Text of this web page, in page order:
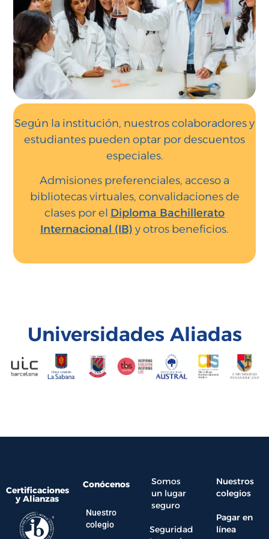
Según la institución, nuestros colaboradores y
estudiantes pueden optar por descuentos
especiales.
Admisiones preferenciales, acceso a
bibliotecas virtuales, convalidaciones de
clases por el Diploma Bachillerato
Internacional (IB) y otros beneficios.
Universidades Aliadas
Certificaciones
y Alianzas
Conócenos
Nuestro
colegio
Somos
un lugar
seguro
Seguridad
Nuestros
colegios
Pagar en
línea